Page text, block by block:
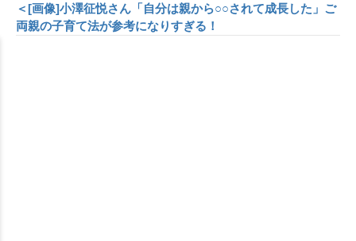
＜[画像]小澤征悦さん「自分は親から○○されて成長した」ご
両親の子育て法が参考になりすぎる！